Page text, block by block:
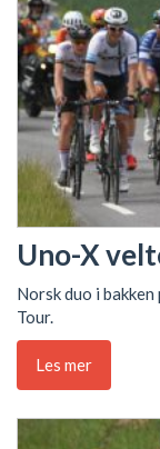
Uno-X
Norsk duo i
Tour.
Les mer